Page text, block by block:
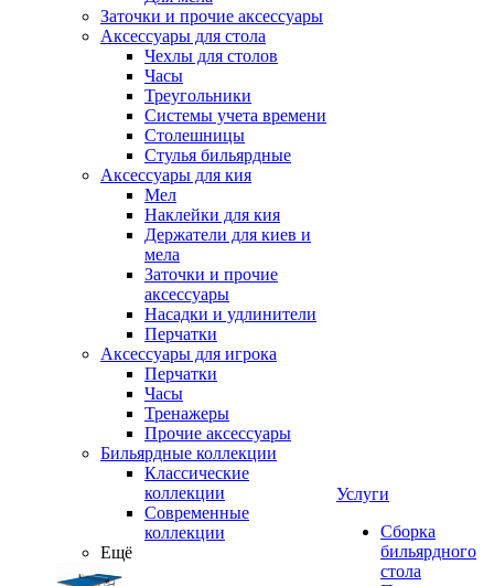
Заточки и прочие аксессуары
Аксессуары для стола
Чехлы для столов
Часы
Треугольники
Системы учета времени
Столешницы
Стулья бильярдные
Аксессуары для кия
Мел
Наклейки для кия
Держатели для киев и
мела
Заточки и прочие
аксессуары
Насадки и удлинители
Перчатки
Аксессуары для игрока
Перчатки
Часы
Тренажеры
Прочие аксессуары
Бильярдные коллекции
Классические
коллекции
Современные
коллекции
Ещё
Услуги
Сборка
бильярдного
стола